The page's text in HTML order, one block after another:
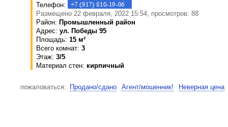
Телефон:
Размещено 22 февраля, 2022 15:54, просмотров: 88
Район: Промышленный район
Адрес: ул. Победы 95
Площадь: 15 м²
Всего комнат: 3
Этаж: 3/5
Материал стен: кирпичный
пожаловаться: Продано/сдано Агент/мошенник! Неверная цена